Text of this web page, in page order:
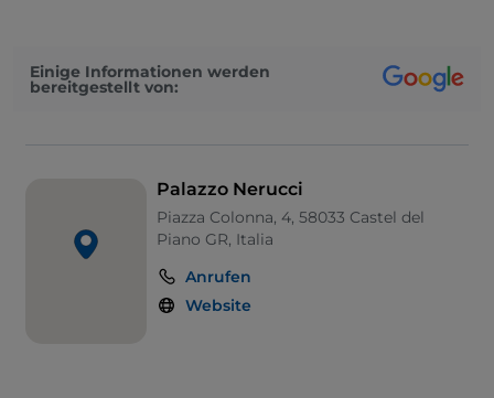
Sammlung des Malers Edo Cei vervollständigen die
Einige Informationen werden
bereitgestellt von:
Palazzo Nerucci
Piazza Colonna, 4, 58033 Castel del
Piano GR, Italia
Anrufen
Website